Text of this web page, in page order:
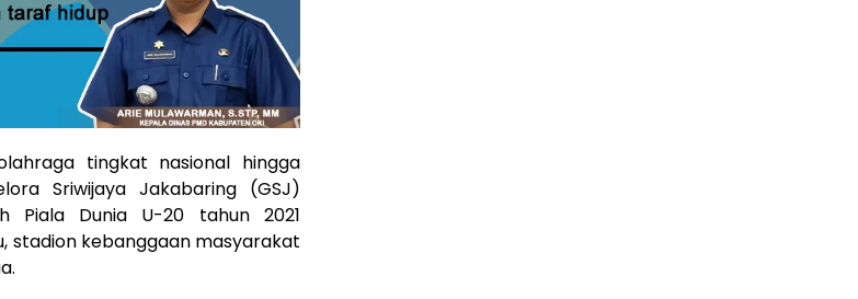
tingkat nasional hingga
Sriwijaya Jakabaring (GSJ)
Piala Dunia U-20 tahun 2021
stadion kebanggaan masyarakat